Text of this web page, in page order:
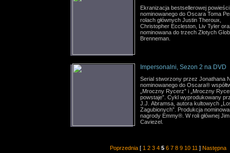
Ekranizacja bestsellerowej powieści
nominowanego do Oscara Toma
rolach głównych Justin Theroux,
Christopher Eccleston, Liv Tyler
nominowana do trzech Złotych
Brenneman.
Impersonalni, Sezon 2 na DVD
Serial stworzony przez Jonathana
nominowanego do Oscara®
„Mroczny Rycerz” i „Mroczny
powstaje”. Cykl wyprodukowany
J.J. Abramsa, autora kultowych
Zagubionych”. Produkcja
nagrody Emmy®. W roli głównej Jim
Caviezel.
Poprzednia[ 1 2 3 4 5 6 7 8 9 10 11 ] Następna